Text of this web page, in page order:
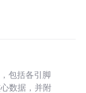
包括各引脚
数据，并附